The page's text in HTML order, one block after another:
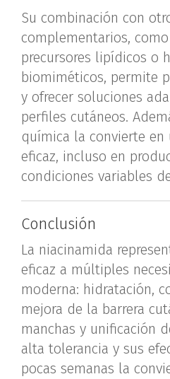
Su combinación con
complementarios,
precursores lipídicos o
biomiméticos, permite
y ofrecer soluciones
perfiles cutáneos.
química la convierte en
eficaz, incluso en
condiciones variables
Conclusión
La niacinamida
eficaz a múltiples
moderna: hidratación,
mejora de la barrera
manchas y unificación
alta tolerancia y sus
pocas semanas la